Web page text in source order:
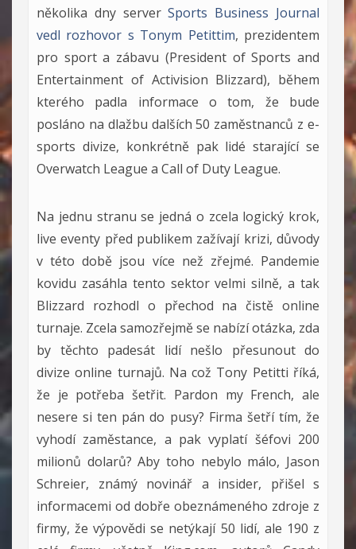
několika dny serverSports Business Journal
vedl rozhovor s Tonym Petittim, prezidentem
pro sport a zábavu (President of Sports and
Entertainment of Activision Blizzard), během
kterého padla informace o tom, že bude
posláno na dlažbu dalších 50 zaměstnanců z e-
sports divize, konkrétně pak lidé starající se
Overwatch League a Call of Duty League.
Na jednu stranu se jedná o zcela logický krok,
live eventy před publikem zažívají krizi, důvody
v této době jsou více než zřejmé. Pandemie
kovidu zasáhla tento sektor velmi silně, a tak
Blizzard rozhodl o přechod na čistě online
turnaje. Zcela samozřejmě se nabízí otázka, zda
by těchto padesát lidí nešlo přesunout do
divize online turnajů. Na což Tony Petitti říká,
že je potřeba šetřit. Pardon my French, ale
nesere si ten pán do pusy? Firma šetří tím, že
vyhodí zaměstance, a pak vyplatí šéfovi 200
milionů dolarů? Aby toho nebylo málo, Jason
Schreier, známý novinář a insider, přišel s
informacemi od dobře obeznámeného zdroje z
firmy, že výpovědi se netýkají 50 lidí, ale 190 z